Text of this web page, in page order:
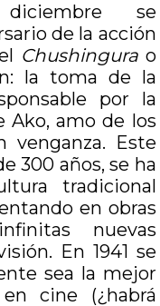
se
de la acción
Chushingurao
la toma de la
por la
Ako, amo de los
venganza. Este
300 años, se ha
tradicional
en obras
nuevas
En 1941 se
sea la mejor
cine (¿habrá